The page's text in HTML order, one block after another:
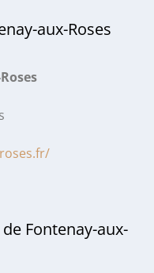
aux-Roses
Fontenay-aux-